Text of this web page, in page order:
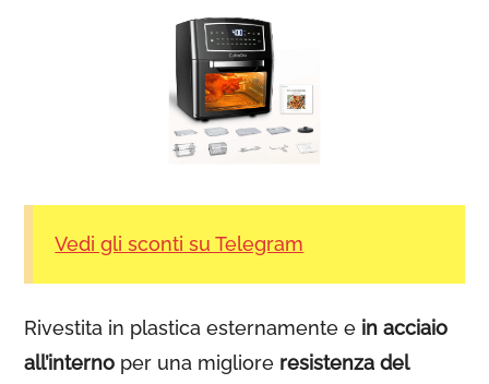
Vedi gli sconti su Telegram
Rivestita in plastica esternamente e in acciaio
all’interno per una migliore resistenza del